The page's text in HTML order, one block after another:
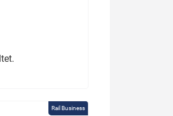
Rail Business